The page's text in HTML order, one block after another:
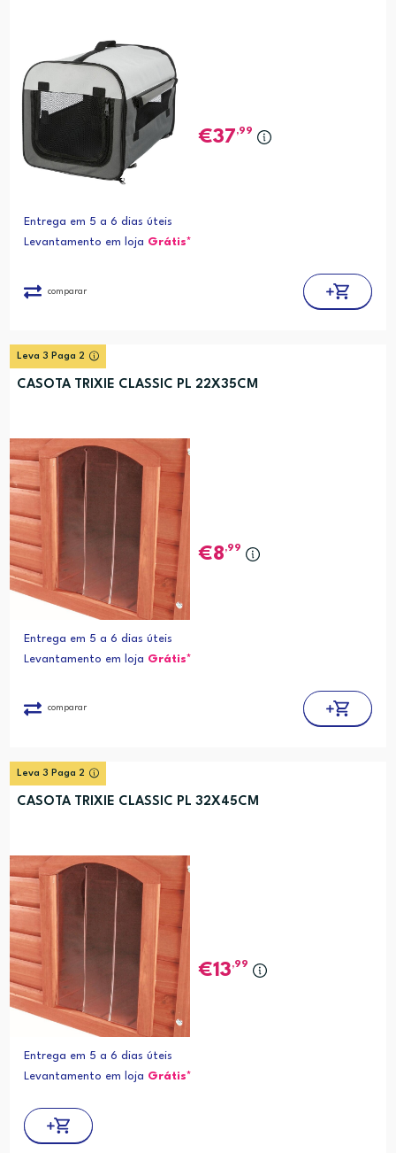
37,99
Entrega em 5 a 6 dias úteis
Levantamento em loja Grátis*
comparar
Leva 3 Paga 2
CASOTA TRIXIE CLASSIC PL 22X35CM
8,99
Entrega em 5 a 6 dias úteis
Levantamento em loja Grátis*
comparar
Leva 3 Paga 2
CASOTA TRIXIE CLASSIC PL 32X45CM
13,99
Entrega em 5 a 6 dias úteis
Levantamento em loja Grátis*